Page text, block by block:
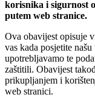
korisnika i sigurnost
putem web stranice.
Ova obavijest opisuje
vas kada posjetite
upotrebljavamo te
zaštitili. Obavijest
prikupljanjem i
web stranici.